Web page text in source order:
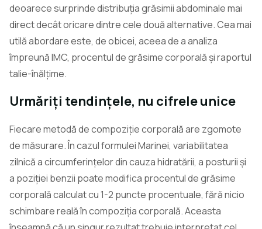
deoarece surprinde distribuția grăsimii abdominale mai
direct decât oricare dintre cele două alternative. Cea mai
utilă abordare este, de obicei, aceea de a analiza
împreună IMC, procentul de grăsime corporală și raportul
talie-înălțime.
Urmăriți tendințele, nu cifrele unice
Fiecare metodă de compoziție corporală are zgomote
de măsurare. În cazul formulei Marinei, variabilitatea
zilnică a circumferințelor din cauza hidratării, a posturii și
a poziției benzii poate modifica procentul de grăsime
corporală calculat cu 1-2 puncte procentuale, fără nicio
schimbare reală în compoziția corporală. Aceasta